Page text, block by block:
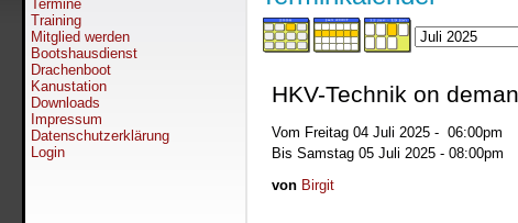
Termine
Training
Mitglied werden
Bootshausdienst
Drachenboot
Kanustation
Downloads
Impressum
Datenschutzerklärung
Login
HKV-Technik on
Vom Freitag 04 Juli 2025 - 06:00pm
Bis Samstag 05 Juli 2025 - 08:00pm
von Birgit